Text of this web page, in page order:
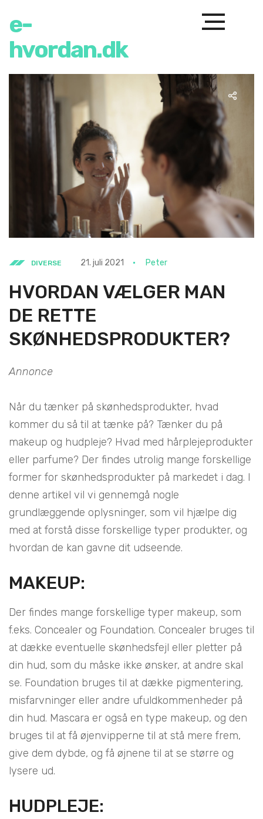
e-
hvordan.dk
DIVERSE 21. juli 2021 Peter
HVORDAN VÆLGER MAN
DE RETTE
SKØNHEDSPRODUKTER?
Annonce
Når du tænker på skønhedsprodukter, hvad
kommer du så til at tænke på? Tænker du på
makeup og hudpleje? Hvad med hårplejeprodukter
eller parfume? Der findes utrolig mange forskellige
former for skønhedsprodukter på markedet i dag. I
denne artikel vil vi gennemgå nogle
grundlæggende oplysninger, som vil hjælpe dig
med at forstå disse forskellige typer produkter, og
hvordan de kan gavne dit udseende.
MAKEUP:
Der findes mange forskellige typer makeup, som
f.eks. Concealer og Foundation. Concealer bruges til
at dække eventuelle skønhedsfejl eller pletter på
din hud, som du måske ikke ønsker, at andre skal
se. Foundation bruges til at dække pigmentering,
misfarvninger eller andre ufuldkommenheder på
din hud. Mascara er også en type makeup, og den
bruges til at få øjenvipperne til at stå mere frem,
give dem dybde, og få øjnene til at se større og
lysere ud.
HUDPLEJE: